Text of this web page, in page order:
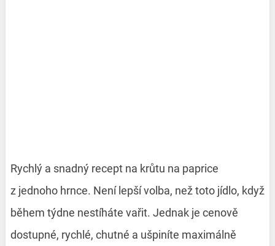
Rychlý a snadný recept na krůtu na paprice
z jednoho hrnce. Není lepší volba, než toto jídlo, když
během týdne nestíháte vařit. Jednak je cenově
dostupné, rychlé, chutné a ušpiníte maximálně